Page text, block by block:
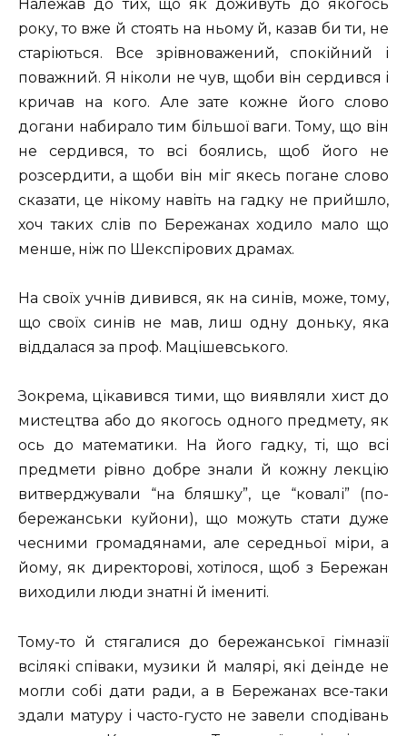
Належав до тих, що як доживуть до якогось
року, то вже й стоять на ньому й, казав би ти, не
старіються. Все зрівноважений, спокійний і
поважний. Я ніколи не чув, щоби він сердився і
кричав на кого. Але зате кожне його слово
догани набирало тим більшої ваги. Тому, що він
не сердився, то всі боялись, щоб його не
розсердити, а щоби він міг якесь погане слово
сказати, це нікому навіть на гадку не прийшло,
хоч таких слів по Бережанах ходило мало що
менше, ніж по Шекспірових драмах.
На своїх учнів дивився, як на синів, може, тому,
що своїх синів не мав, лиш одну доньку, яка
віддалася за проф. Мацішевського.
Зокрема, цікавився тими, що виявляли хист до
мистецтва або до якогось одного предмету, як
ось до математики. На його гадку, ті, що всі
предмети рівно добре знали й кожну лекцію
витверджували “на бляшку”, це “ковалі” (по-
бережанськи куйони), що можуть стати дуже
чесними громадянами, але середньої міри, а
йому, як директорові, хотілося, щоб з Бережан
виходили люди знатні й імениті.
Тому-то й стягалися до бережанської гімназії
всілякі співаки, музики й малярі, які деінде не
могли собі дати ради, а в Бережанах все-таки
здали матуру і часто-густо не завели сподівань